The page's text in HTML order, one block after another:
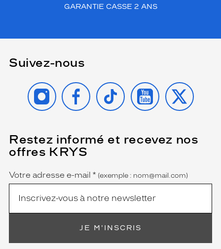
GARANTIE CASSE 2 ANS
Suivez-nous
INSTAGRAMFACEBOOK
TIKTOK YOUTUBE
X
Restez informé et recevez nos
offres KRYS
Name
Votre adresse e-mail *
(Ce
champ
est
obligatoire)
(exemple : nom@mail.com)
JE M'INSCRIS